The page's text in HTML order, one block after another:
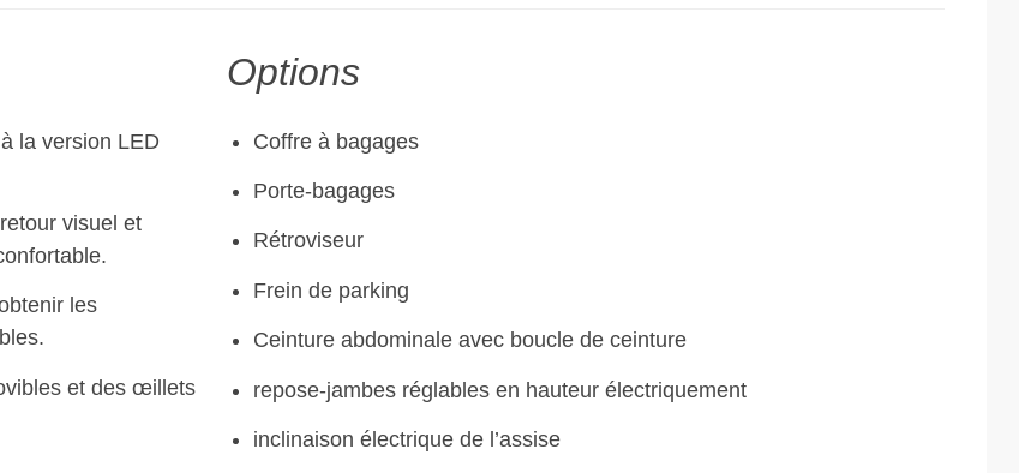
la version LED
visuel et
les
et des œillets
Options
Coffre à bagages
Porte-bagages
Rétroviseur
Frein de parking
Ceinture abdominale avec boucle de ceinture
repose-jambes réglables en hauteur électriquement
inclinaison électrique de l’assise